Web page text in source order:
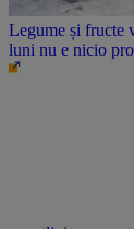
Legume și fructe
luni nu e nicio